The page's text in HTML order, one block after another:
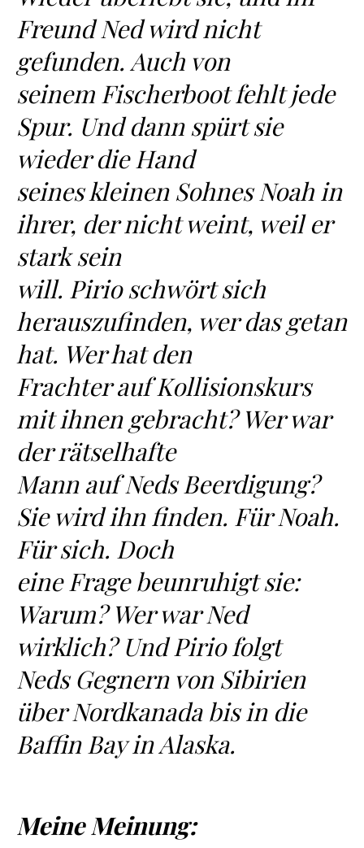
Freund Ned wird nicht
gefunden. Auch von
seinem Fischerboot fehlt jede
Spur. Und dann spürt sie
wieder die Hand
seines kleinen Sohnes Noah in
ihrer, der nicht weint, weil er
stark sein
will. Pirio schwört sich
herauszufinden, wer das getan
hat. Wer hat den
Frachter auf Kollisionskurs
mit ihnen gebracht? Wer war
der rätselhafte
Mann auf Neds Beerdigung?
Sie wird ihn finden. Für Noah.
Für sich. Doch
eine Frage beunruhigt sie:
Warum? Wer war Ned
wirklich? Und Pirio folgt
Neds Gegnern von Sibirien
über Nordkanada bis in die
Baffin Bay in Alaska.
Meine Meinung: